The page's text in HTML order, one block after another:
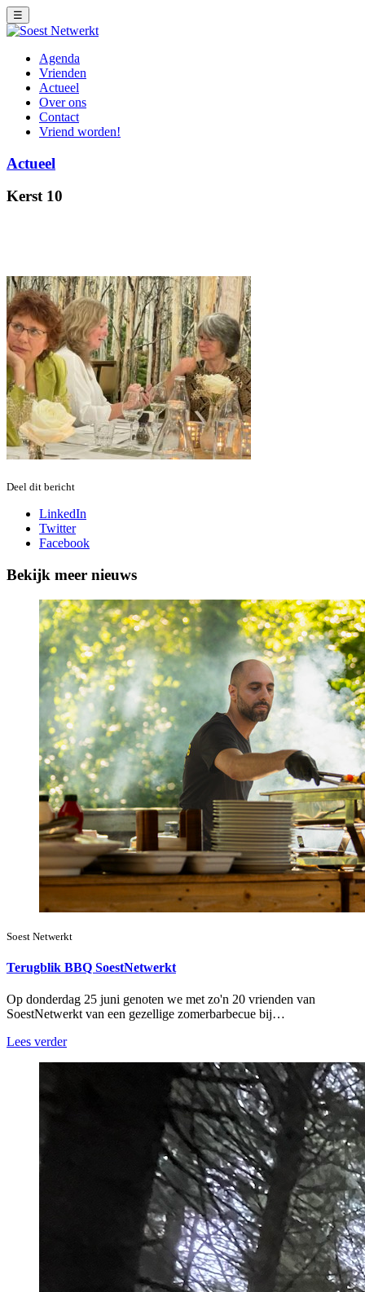
☰
Agenda
Vrienden
Actueel
Over ons
Contact
Vriend worden!
Actueel
Kerst 10
Deel dit bericht
LinkedIn
Twitter
Facebook
Bekijk meer nieuws
Soest Netwerkt
Terugblik BBQ SoestNetwerkt
Op donderdag 25 juni genoten we met zo'n 20 vrienden van
SoestNetwerkt van een gezellige zomerbarbecue bij…
Lees verder